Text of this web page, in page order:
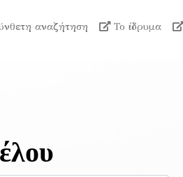
αναζήτηση Το ίδρυμα